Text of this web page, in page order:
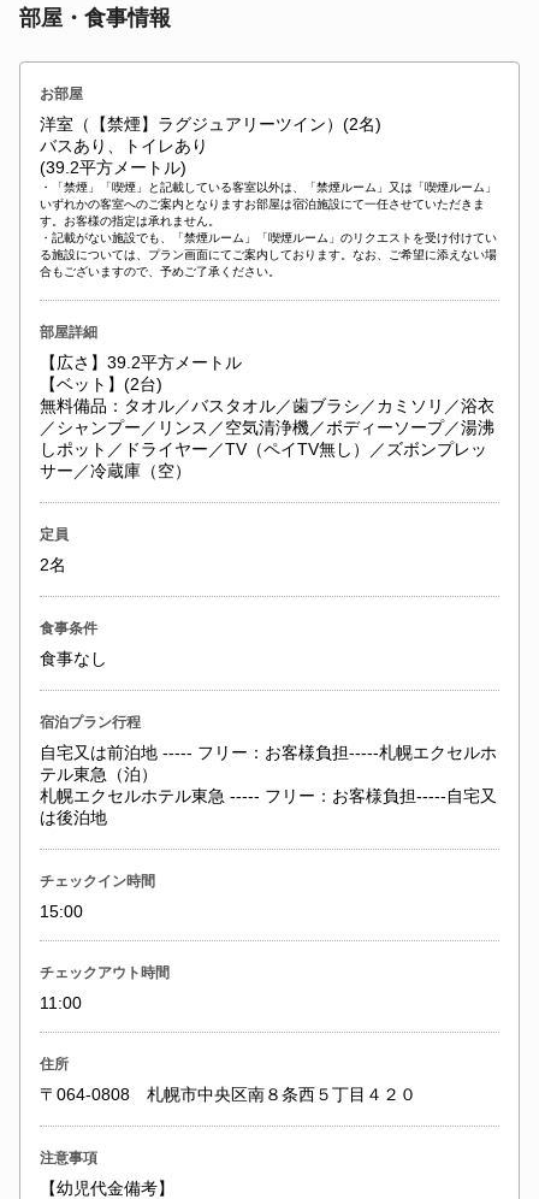
部屋・食事情報
お部屋
洋室（【禁煙】ラグジュアリーツイン）(2名)
バスあり、トイレあり
(39.2平方メートル)
・「禁煙」「喫煙」と記載している客室以外は、「禁煙ルーム」又は「喫煙ルーム」
いずれかの客室へのご案内となりますお部屋は宿泊施設にて一任させていただきま
す。お客様の指定は承れません。
・記載がない施設でも、「禁煙ルーム」「喫煙ルーム」のリクエストを受け付けてい
る施設については、プラン画面にてご案内しております。なお、ご希望に添えない場
合もございますので、予めご了承ください。
部屋詳細
【広さ】39.2平方メートル
【ベット】(2台)
無料備品：タオル／バスタオル／歯ブラシ／カミソリ／浴衣
／シャンプー／リンス／空気清浄機／ボディーソープ／湯沸
しポット／ドライヤー／TV（ペイTV無し）／ズボンプレッ
サー／冷蔵庫（空）
定員
2名
食事条件
食事なし
宿泊プラン行程
自宅又は前泊地 ----- フリー：お客様負担-----札幌エクセルホ
テル東急（泊）
札幌エクセルホテル東急 ----- フリー：お客様負担-----自宅又
は後泊地
チェックイン時間
15:00
チェックアウト時間
11:00
住所
〒064-0808 札幌市中央区南８条西５丁目４２０
注意事項
【幼児代金備考】